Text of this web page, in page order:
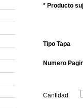
* Producto
Tipo Tapa
Numero
Cantidad